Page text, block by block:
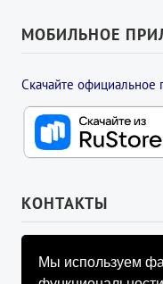
Мы используем
МОБИЛЬНОЕ
Скачайте
КОНТАКТЫ
УПРАВЛЯЮЩИЙ СОВЕТ
info@fondtheosophy.ru